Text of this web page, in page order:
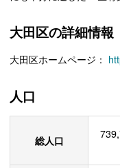
大田区の詳細情報
大田区ホームページ：
人口
総人口